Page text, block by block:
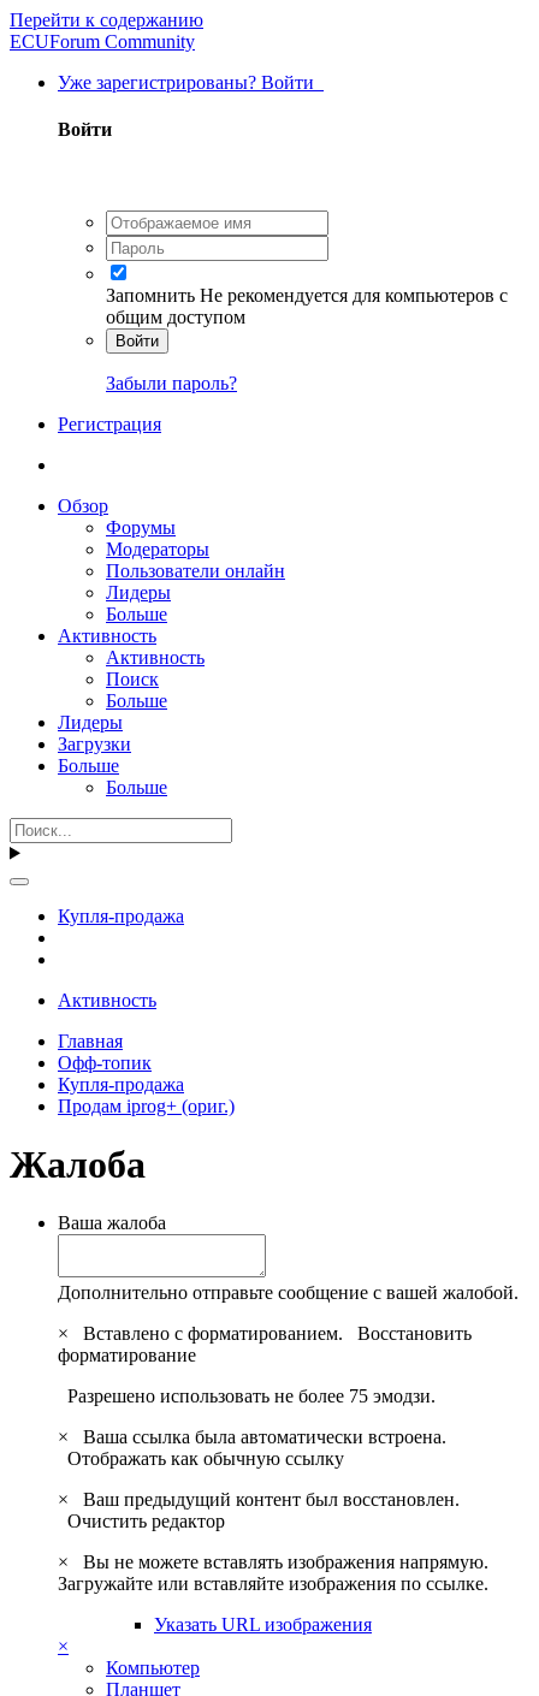
Перейти к содержанию
ECUForum Community
Уже зарегистрированы? Войти
Войти
Запомнить Не рекомендуется для компьютеров с
общим доступом
Войти
Забыли пароль?
Регистрация
Обзор
Форумы
Модераторы
Пользователи онлайн
Лидеры
Больше
Активность
Активность
Поиск
Больше
Лидеры
Загрузки
Больше
Больше
Купля-продажа
Активность
Главная
Офф-топик
Купля-продажа
Продам iprog+ (ориг.)
Жалоба
Ваша жалоба
Дополнительно отправьте сообщение с вашей жалобой.
×
Вставлено с форматированием. Восстановить
форматирование
Разрешено использовать не более 75 эмодзи.
×
Ваша ссылка была автоматически встроена.
Отображать как обычную ссылку
×
Ваш предыдущий контент был восстановлен.
Очистить редактор
×
Вы не можете вставлять изображения напрямую.
Загружайте или вставляйте изображения по ссылке.
Указать URL изображения
×
Компьютер
Планшет